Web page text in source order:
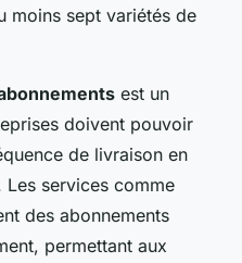
moins sept variétés de
est un
doivent pouvoir
de livraison en
services comme
des abonnements
permettant aux